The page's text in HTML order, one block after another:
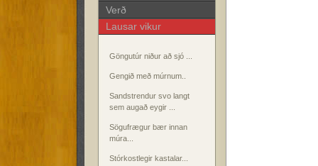
Verð
Lausar vikur
Göngutúr niður að sjó ...
Gengið með múrnum..
Sandstrendur svo langt
sem augað eygir ...
Sögufrægur bær innan
múra...
Stórkostlegir kastalar...